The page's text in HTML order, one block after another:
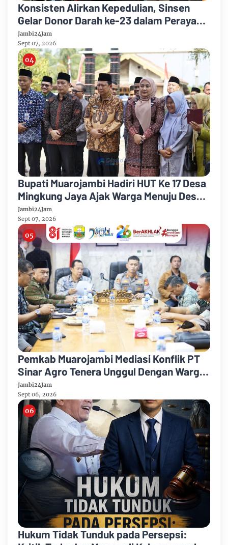
Konsisten Alirkan Kepedulian, Sinsen
Gelar Donor Darah ke-23 dalam Perayaan
Anniversary Sinsen
Jambi24Jam
Sept 07, 2026
Bupati Muarojambi Hadiri HUT Ke 17 Desa
Mingkung Jaya Ajak Warga Menuju Desa
Mandiri 2026
Jambi24Jam
Sept 07, 2026
Pemkab Muarojambi Mediasi Konflik PT
Sinar Agro Tenera Unggul Dengan Warga
Sipin Teluk Duren
Jambi24Jam
Sept 06, 2026
Hukum Tidak Tunduk pada Persepsi: